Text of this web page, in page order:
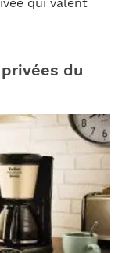
qui valent
du